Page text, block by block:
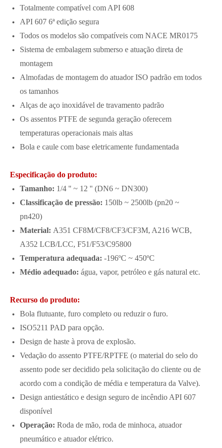
Totalmente compatível com API 608
API 607 ​​6ª edição segura
Todos os modelos são compatíveis com NACE MR0175
Sistema de embalagem submerso e atuação direta de
montagem
Almofadas de montagem do atuador ISO padrão em todos
os tamanhos
Alças de aço inoxidável de travamento padrão
Os assentos PTFE de segunda geração oferecem
temperaturas operacionais mais altas
Bola e caule com base eletricamente fundamentada
Especificação do produto:
Tamanho: 1/4 '' ~ 12 '' (DN6 ~ DN300)
Classificação de pressão: 150lb ~ 2500lb (pn20 ~
pn420)
Material: A351 CF8M/CF8/CF3/CF3M, A216 WCB,
A352 LCB/LCC, F51/F53/C95800
Temperatura adequada: -196ºC ~ 450ºC
Médio adequado: água, vapor, petróleo e gás natural etc.
Recurso do produto:
Bola flutuante, furo completo ou reduzir o furo.
ISO5211 PAD para opção.
Design de haste à prova de explosão.
Vedação do assento PTFE/RPTFE (o material do selo do
assento pode ser decidido pela solicitação do cliente ou de
acordo com a condição de média e temperatura da Valve).
Design antiestático e design seguro de incêndio API 607 ​​
disponível
Operação: Roda de mão, roda de minhoca, atuador
pneumático e atuador elétrico.